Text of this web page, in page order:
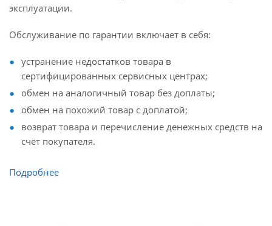
эксплуатации.
Обслуживание по гарантии включает в себя:
устранение недостатков товара в
сертифицированных сервисных центрах;
обмен на аналогичный товар без доплаты;
обмен на похожий товар с доплатой;
возврат товара и перечисление денежных средств на
счёт покупателя.
Подробнее